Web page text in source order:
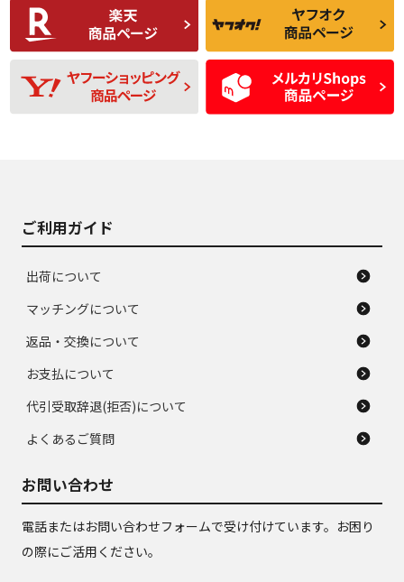
比較的きれいな中古
品
られるが、使用に問
題のない中古品
D
使用感や目立つ傷が
あり、一般的な中古
品
D
残り溝も少なく、偏
磨耗がみられ、短期
間使用できるくらい
の中古品
ご利用ガイド
出荷について
マッチングについて
返品・交換について
お支払について
代引受取辞退(拒否)について
よくあるご質問
お問い合わせ
電話またはお問い合わせフォームで受け付けています。お困り
の際にご活用ください。